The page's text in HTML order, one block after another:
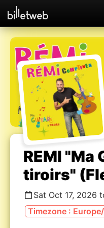
REMI "Ma
tiroirs"
Sat Oct 17, 2026
Timezone :